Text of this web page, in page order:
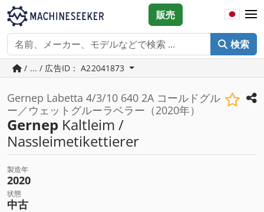
検索
販売
/ ... / 広告ID： A22041873
Gernep Labetta 4/3/10 640 2A コールドグル
ー／ウェットグルーラベラー（2020年）
Gernep Kaltleim /
Nassleimetikettierer
製造年
2020
状態
中古